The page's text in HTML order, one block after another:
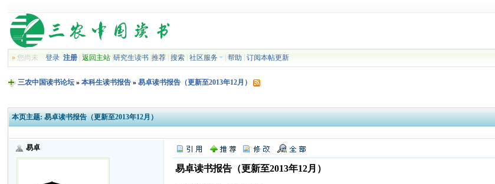
» 您尚未登录 注册 |返回主站 |研究生读书 |推荐 |搜索 |社区服务 |帮助 |订阅本帖更新
三农中国读书论坛 »本科生读书报告 »易卓读书报告（更新至2013年12月）
本页主题: 易卓读书报告（更新至2013年12月）
易卓
易卓读书报告（更新至2013年12月）